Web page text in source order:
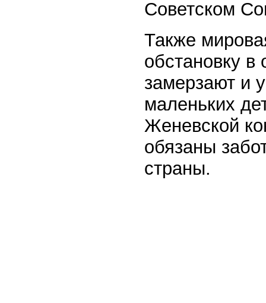
Советском
Также
обстановку в
замерзают и
маленьких
Женевской
обязаны
страны.